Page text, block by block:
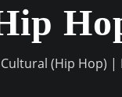
(Hip Hop)